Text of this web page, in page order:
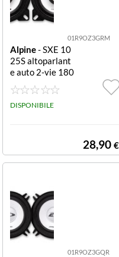
01R9OZ3GRM
Alpine- SXE 10
25S altoparlant
e auto 2-vie 180
W
DISPONIBILE
28,90 €
01R9OZ3GQR